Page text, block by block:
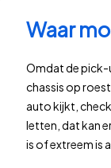
Waar
Omdat de pick-
chassis op
auto kijkt,
letten, dat kan
is of extreem is